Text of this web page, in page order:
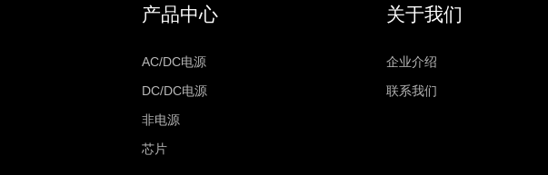
产品中心
AC/DC电源
DC/DC电源
非电源
芯片
关于我们
企业介绍
联系我们